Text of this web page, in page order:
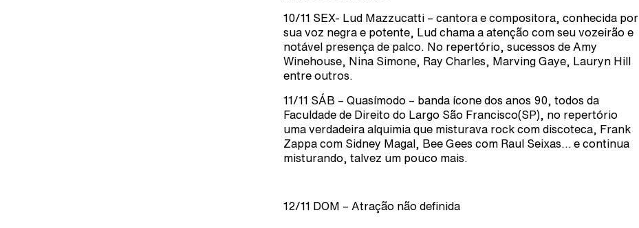
10/11 SEX- Lud Mazzucatti – cantora e compositora, conhecida por
sua voz negra e potente, Lud chama a atenção com seu vozeirão e
notável presença de palco. No repertório, sucessos de Amy
Winehouse, Nina Simone, Ray Charles, Marving Gaye, Lauryn Hill
entre outros.
11/11 SÁB – Quasímodo – banda ícone dos anos 90, todos da
Faculdade de Direito do Largo São Francisco(SP), no repertório
uma verdadeira alquimia que misturava rock com discoteca, Frank
Zappa com Sidney Magal, Bee Gees com Raul Seixas… e continua
misturando, talvez um pouco mais.
12/11 DOM – Atração não definida